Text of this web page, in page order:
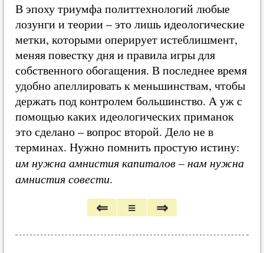
В эпоху триумфа политтехнологий любые
лозунги и теории – это лишь идеологические
метки, которыми оперирует истеблишмент,
меняя повестку дня и правила игры для
собственного обогащения. В последнее время
удобно апеллировать к меньшинствам, чтобы
держать под контролем большинство. А уж с
помощью каких идеологических приманок
это сделано – вопрос второй. Дело не в
терминах. Нужно помнить простую истину:
им нужна амнистия капиталов – нам нужна
амнистия совести.
⇐ ≡ ⇒